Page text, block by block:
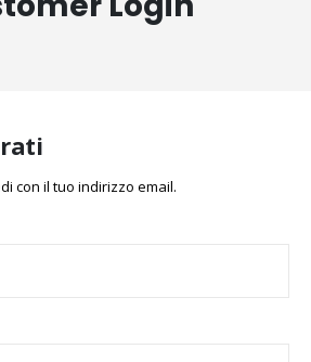
con il tuo indirizzo email.